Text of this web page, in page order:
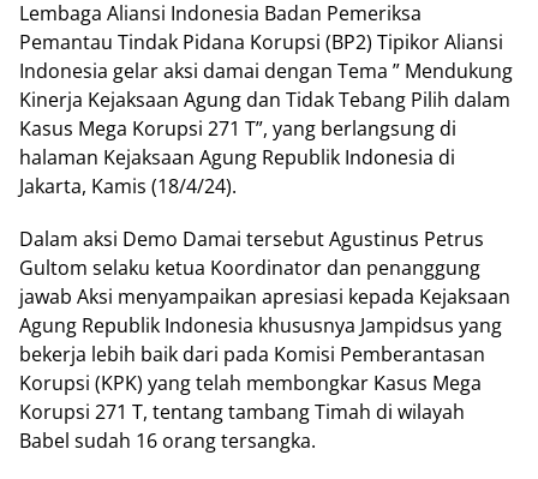
Lembaga Aliansi Indonesia Badan Pemeriksa
Pemantau Tindak Pidana Korupsi (BP2) Tipikor Aliansi
Indonesia gelar aksi damai dengan Tema ” Mendukung
Kinerja Kejaksaan Agung dan Tidak Tebang Pilih dalam
Kasus Mega Korupsi 271 T”, yang berlangsung di
halaman Kejaksaan Agung Republik Indonesia di
Jakarta, Kamis (18/4/24).
Dalam aksi Demo Damai tersebut Agustinus Petrus
Gultom selaku ketua Koordinator dan penanggung
jawab Aksi menyampaikan apresiasi kepada Kejaksaan
Agung Republik Indonesia khususnya Jampidsus yang
bekerja lebih baik dari pada Komisi Pemberantasan
Korupsi (KPK) yang telah membongkar Kasus Mega
Korupsi 271 T, tentang tambang Timah di wilayah
Babel sudah 16 orang tersangka.